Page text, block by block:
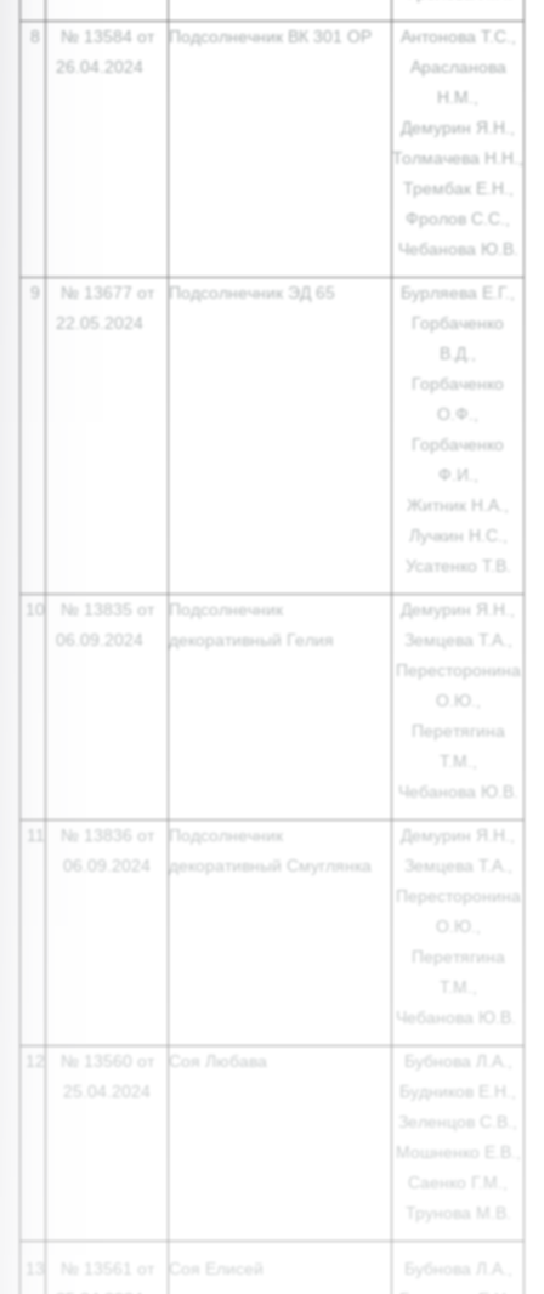
8
№ 13584 от
26.04.2024
Подсолнечник ВК 301 ОР
Антонова Т.С.,
Арасланова
Н.М.,
Демурин Я.Н.,
Толмачева Н.Н.,
Трембак Е.Н.,
Фролов С.С.,
Чебанова Ю.В.
9
№ 13677 от
22.05.2024
Подсолнечник ЭД 65
Бурляева Е.Г.,
Горбаченко
В.Д.,
Горбаченко
О.Ф.,
Горбаченко
Ф.И.,
Житник Н.А.,
Лучкин Н.С.,
Усатенко Т.В.
№ 13835 от
06.09.2024
Подсолнечник
декоративный Гелия
Демурин Я.Н.,
Земцева Т.А.,
Пересторонина
О.Ю.,
Перетягина
Т.М.,
Чебанова Ю.В.
№ 13836 от
06.09.2024
Подсолнечник
декоративный Смуглянка
Демурин Я.Н.,
Земцева Т.А.,
Пересторонина
О.Ю.,
Перетягина
Т.М.,
Чебанова Ю.В.
№ 13560 от
25.04.2024
Соя Любава
Бубнова Л.А.,
Будников Е.Н.,
Зеленцов С.В.,
Мошненко Е.В.,
Саенко Г.М.,
Трунова М.В.
№ 13561 от
Соя Елисей
Бубнова Л.А.,